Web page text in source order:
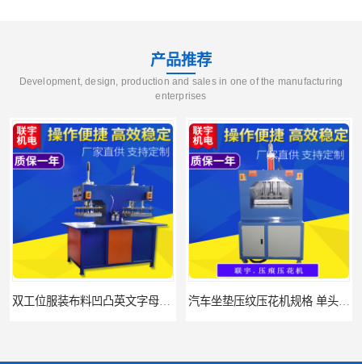
产品推荐
Development, design, production and sales in one of the manufacturing
enterprises